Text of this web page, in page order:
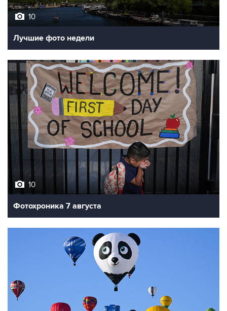
10
Лучшие фото недели
10
Фотохроника 7 августа